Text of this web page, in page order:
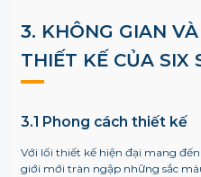
3. KHÔNG GIAN
THIẾT KẾ CỦA SIX
3.1 Phong cách thiết kế
Với lối thiết kế hiện đại mang
giới mới tràn ngập những sắc